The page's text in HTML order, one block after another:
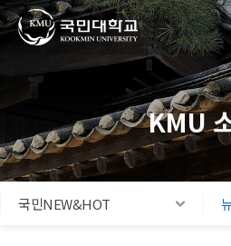
주메뉴 바로가
본문내용 바로
푸터 바로가
국민대학교
KMU
국민NEW&HOT